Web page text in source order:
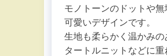
モノトーンのドットや
可愛いデザインです。
生地も柔らかく温かみの
タートルニットなどに重